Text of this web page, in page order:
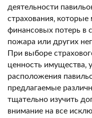
деятельности
страхования‚
финансовых потерь в
пожара или других
При выборе
ценность имущества‚
расположения
предлагаемые
тщательно изучить
внимание на все